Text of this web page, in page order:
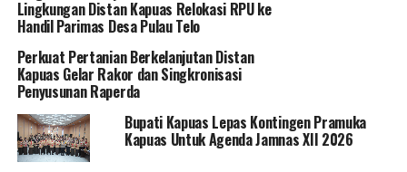
Lingkungan Distan Kapuas Relokasi RPU ke
Handil Parimas Desa Pulau Telo
Perkuat Pertanian Berkelanjutan Distan
Kapuas Gelar Rakor dan Singkronisasi
Penyusunan Raperda
Bupati Kapuas Lepas Kontingen Pramuka
Kapuas Untuk Agenda Jamnas XII 2026